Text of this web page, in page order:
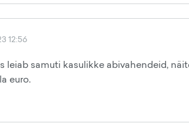
12:56
leiab samuti kasulikke abivahendeid,
euro.